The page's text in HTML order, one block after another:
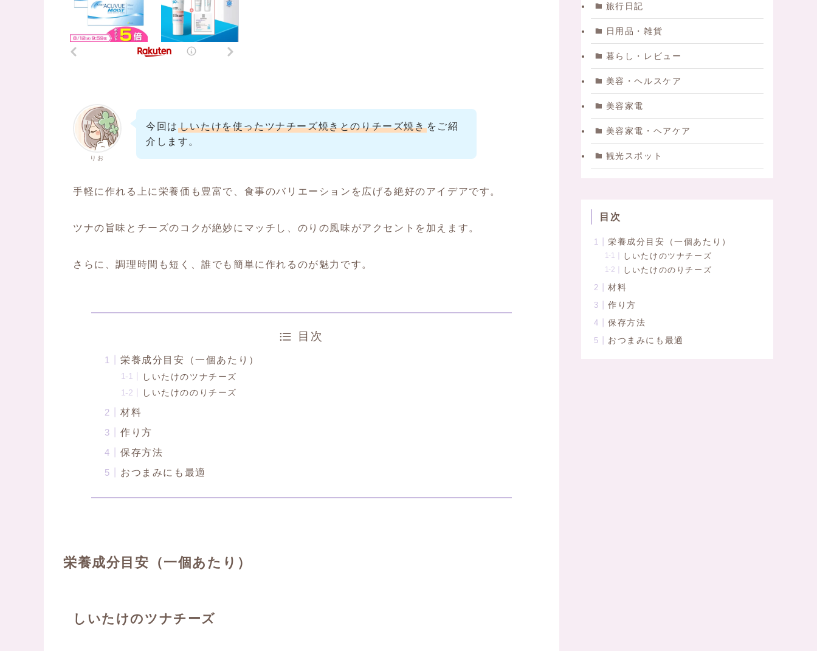
りお
今回は しいたけを使ったツナチーズ焼きとのりチーズ焼きをご紹
介します。
手軽に作れる上に栄養価も豊富で、食事のバリエーションを広げる絶好のアイデアです。
ツナの旨味とチーズのコクが絶妙にマッチし、のりの風味がアクセントを加えます。
さらに、調理時間も短く、誰でも簡単に作れるのが魅力です。
目次
栄養成分目安（一個あたり）
しいたけのツナチーズ
しいたけののりチーズ
材料
作り方
保存方法
おつまみにも最適
栄養成分目安（一個あたり）
しいたけのツナチーズ
旅行日記
日用品・雑貨
暮らし・レビュー
美容・ヘルスケア
美容家電
美容家電・ヘアケア
観光スポット
目次
栄養成分目安（一個あたり）
しいたけのツナチーズ
しいたけののりチーズ
材料
作り方
保存方法
おつまみにも最適